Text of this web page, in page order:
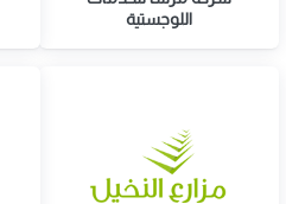
اللوجستية